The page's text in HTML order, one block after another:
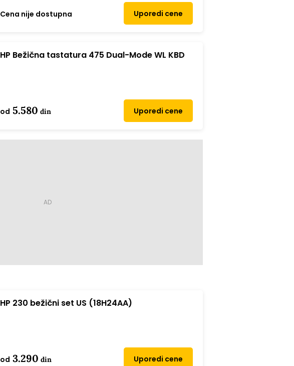
Cena nije dostupna Uporedi cene
HP Bežična tastatura 475 Dual-Mode WL KBD
od 5.580 din Uporedi cene
HP 230 bežični set US (18H24AA)
od 3.290 din Uporedi cene